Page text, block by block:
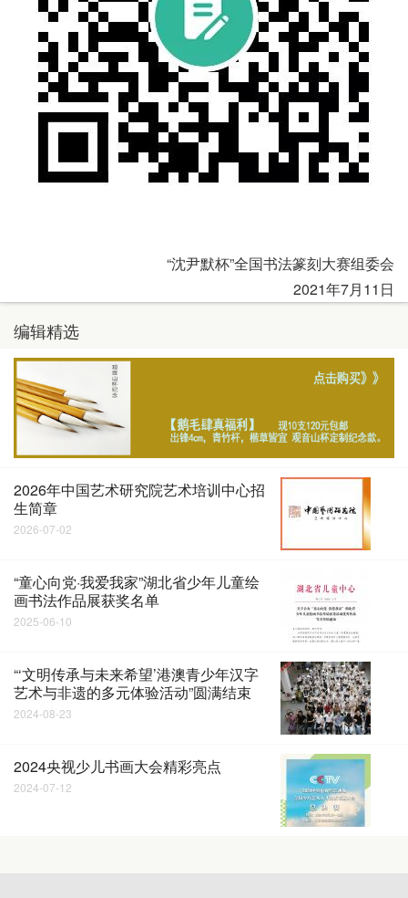
“沈尹默杯”全国书法篆刻大赛组委会
2021年7月11日
编辑精选
2026年中国艺术研究院艺术培训中心招
生简章
2026-07-02
“童心向党·我爱我家”湖北省少年儿童绘
画书法作品展获奖名单
2025-06-10
“‘文明传承与未来希望’港澳青少年汉字
艺术与非遗的多元体验活动”圆满结束
2024-08-23
2024央视少儿书画大会精彩亮点
2024-07-12